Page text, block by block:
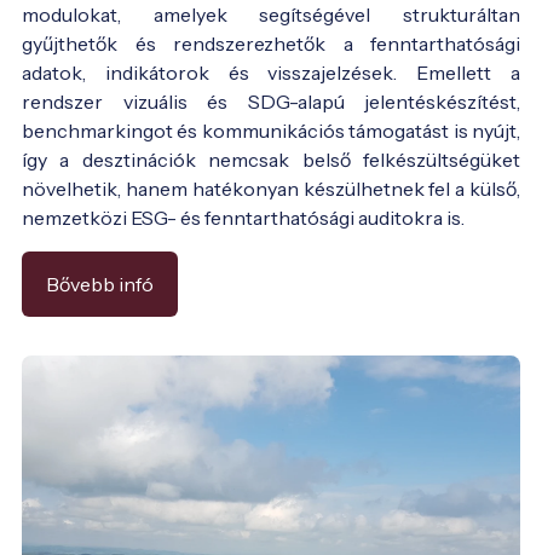
modulokat, amelyek segítségével strukturáltan
gyűjthetők és rendszerezhetők a fenntarthatósági
adatok, indikátorok és visszajelzések. Emellett a
rendszer vizuális és SDG-alapú jelentéskészítést,
benchmarkingot és kommunikációs támogatást is nyújt,
így a desztinációk nemcsak belső felkészültségüket
növelhetik, hanem hatékonyan készülhetnek fel a külső,
nemzetközi ESG- és fenntarthatósági auditokra is.
Bővebb infó